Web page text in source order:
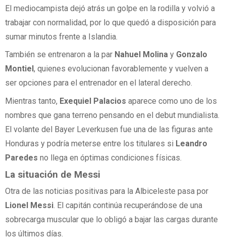
El mediocampista dejó atrás un golpe en la rodilla y volvió a
trabajar con normalidad, por lo que quedó a disposición para
sumar minutos frente a Islandia.
También se entrenaron a la par Nahuel Molina y Gonzalo
Montiel , quienes evolucionan favorablemente y vuelven a
ser opciones para el entrenador en el lateral derecho.
Mientras tanto, Exequiel Palacios aparece como uno de los
nombres que gana terreno pensando en el debut mundialista.
El volante del Bayer Leverkusen fue una de las figuras ante
Honduras y podría meterse entre los titulares si Leandro
Paredes no llega en óptimas condiciones físicas.
La situación de Messi
Otra de las noticias positivas para la Albiceleste pasa por
Lionel Messi. El capitán continúa recuperándose de una
sobrecarga muscular que lo obligó a bajar las cargas durante
los últimos días.